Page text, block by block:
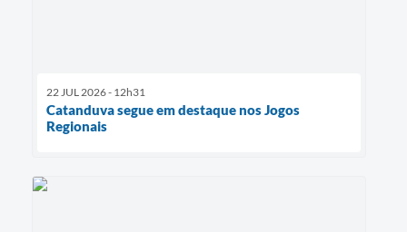
22 JUL 2026 - 12h31
Catanduva segue em destaque nos Jogos
Regionais